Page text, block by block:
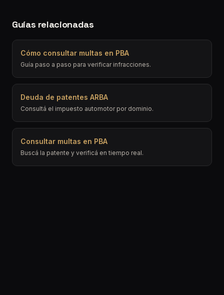
Guías relacionadas
Cómo consultar multas en PBA
Guía paso a paso para verificar infracciones.
Deuda de patentes ARBA
Consultá el impuesto automotor por dominio.
Consultar multas en PBA
Buscá la patente y verificá en tiempo real.